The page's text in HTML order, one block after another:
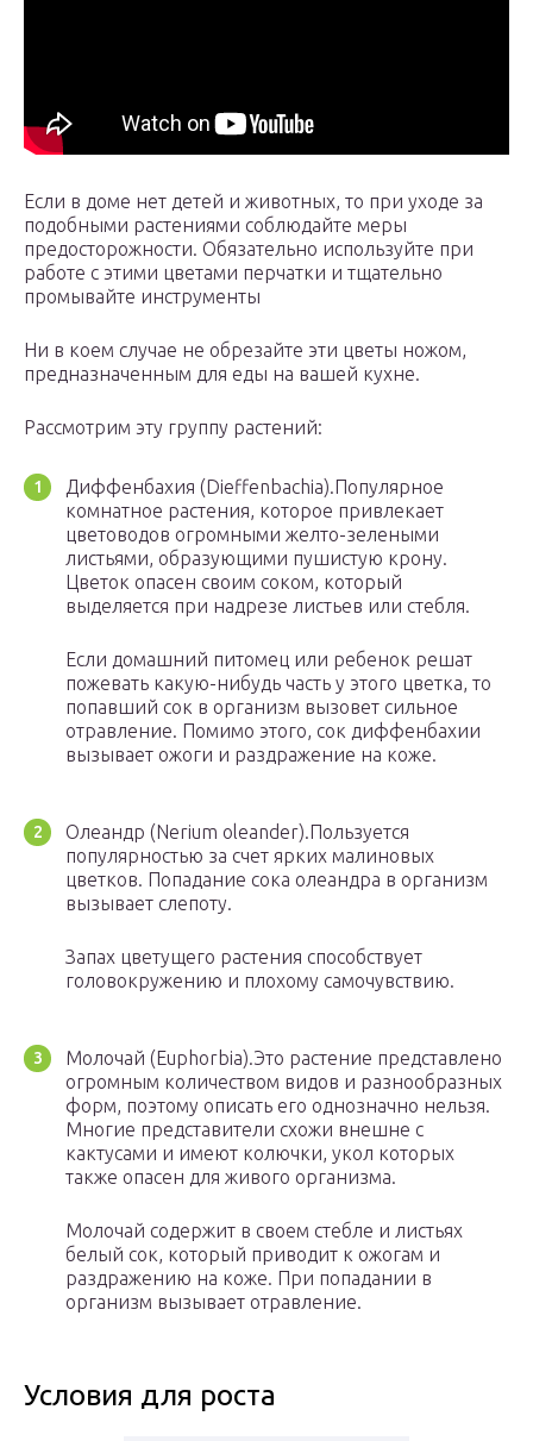
Если в доме нет детей и животных, то при уходе за
подобными растениями соблюдайте меры
предосторожности. Обязательно используйте при
работе с этими цветами перчатки и тщательно
промывайте инструменты
Ни в коем случае не обрезайте эти цветы ножом,
предназначенным для еды на вашей кухне.
Рассмотрим эту группу растений:
Диффенбахия (Dieffenbachia).Популярное
комнатное растения, которое привлекает
цветоводов огромными желто-зелеными
листьями, образующими пушистую крону.
Цветок опасен своим соком, который
выделяется при надрезе листьев или стебля.
Если домашний питомец или ребенок решат
пожевать какую-нибудь часть у этого цветка, то
попавший сок в организм вызовет сильное
отравление. Помимо этого, сок диффенбахии
вызывает ожоги и раздражение на коже.
Олеандр (Nerium oleander).Пользуется
популярностью за счет ярких малиновых
цветков. Попадание сока олеандра в организм
вызывает слепоту.
Запах цветущего растения способствует
головокружению и плохому самочувствию.
Молочай (Euphorbia).Это растение представлено
огромным количеством видов и разнообразных
форм, поэтому описать его однозначно нельзя.
Многие представители схожи внешне с
кактусами и имеют колючки, укол которых
также опасен для живого организма.
Молочай содержит в своем стебле и листьях
белый сок, который приводит к ожогам и
раздражению на коже. При попадании в
организм вызывает отравление.
Условия для роста